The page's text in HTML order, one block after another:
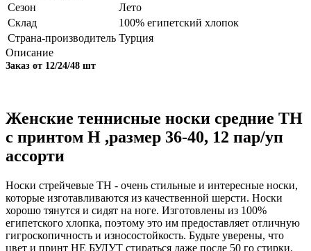
Сезон
Лето
Склад
100% египетский хлопок
Страна-производитель Турция
Описание
Заказ от 12/24/48 шт
Женские теннисные носки средние ТН
с принтом Н ,размер 36-40, 12 пар/уп
ассорти
Носки стрейчевые ТН - очень стильные и интересные носки,
которые изготавливаются из качественной шерсти. Носки
хорошо тянутся и сидят на ноге. Изготовлены из 100%
египетского хлопка, поэтому это им предоставляет отличную
гигроскопичность и износостойкость. Будьте уверены, что
цвет и принт НЕ БУДУТ стираться даже после 50 го стирки.